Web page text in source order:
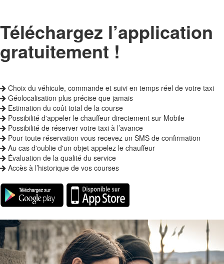
Téléchargez l’application
gratuitement !
Choix du véhicule, commande et suivi en temps réel de votre taxi
Géolocalisation plus précise que jamais
Estimation du coût total de la course
Possibilité d'appeler le chauffeur directement sur Mobile
Possibilité de réserver votre taxi à l’avance
Pour toute réservation vous recevez un SMS de confirmation
Au cas d'oublie d'un objet appelez le chauffeur
Évaluation de la qualité du service
Accès à l’historique de vos courses